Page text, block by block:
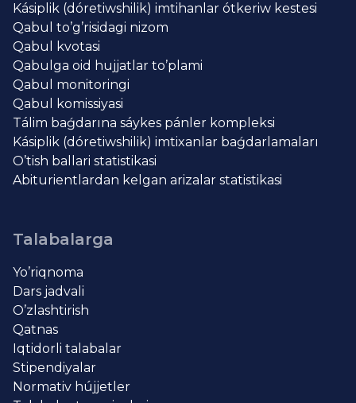
Kásiplik (dóretiwshilik) imtihanlar ótkeriw kestesi
Qabul to’g’risidagi nizom
Qabul kvotasi
Qabulga oid hujjatlar to’plami
Qabul monitoringi
Qabul komissiyasi
Tálim baǵdarına sáykes pánler kompleksi
Kásiplik (dóretiwshilik) imtixanlar baǵdarlamaları
O’tish ballari statistikasi
Abiturientlardan kelgan arizalar statistikasi
Talabalarga
Yo’riqnoma
Dars jadvali
O’zlashtirish
Qatnas
Iqtidorli talabalar
Stipendiyalar
Normativ hújjetler